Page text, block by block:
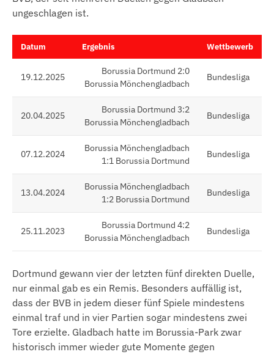
ungeschlagen ist.
Datum Ergebnis Wettbewerb
19.12.2025
Borussia Dortmund 2:0
Borussia Mönchengladbach
Bundesliga
20.04.2025
Borussia Dortmund 3:2
Borussia Mönchengladbach
Bundesliga
07.12.2024
Borussia Mönchengladbach
1:1 Borussia Dortmund
Bundesliga
13.04.2024
Borussia Mönchengladbach
1:2 Borussia Dortmund
Bundesliga
25.11.2023
Borussia Dortmund 4:2
Borussia Mönchengladbach
Bundesliga
Dortmund gewann vier der letzten fünf direkten Duelle,
nur einmal gab es ein Remis. Besonders auffällig ist,
dass der BVB in jedem dieser fünf Spiele mindestens
einmal traf und in vier Partien sogar mindestens zwei
Tore erzielte. Gladbach hatte im Borussia-Park zwar
historisch immer wieder gute Momente gegen